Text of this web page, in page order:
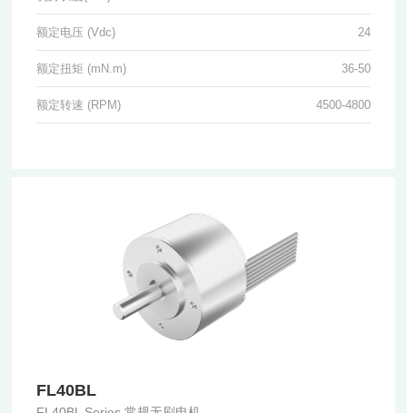
额定电压 (Vdc) 24
额定扭矩 (mN.m) 36-50
额定转速 (RPM) 4500-4800
FL40BL